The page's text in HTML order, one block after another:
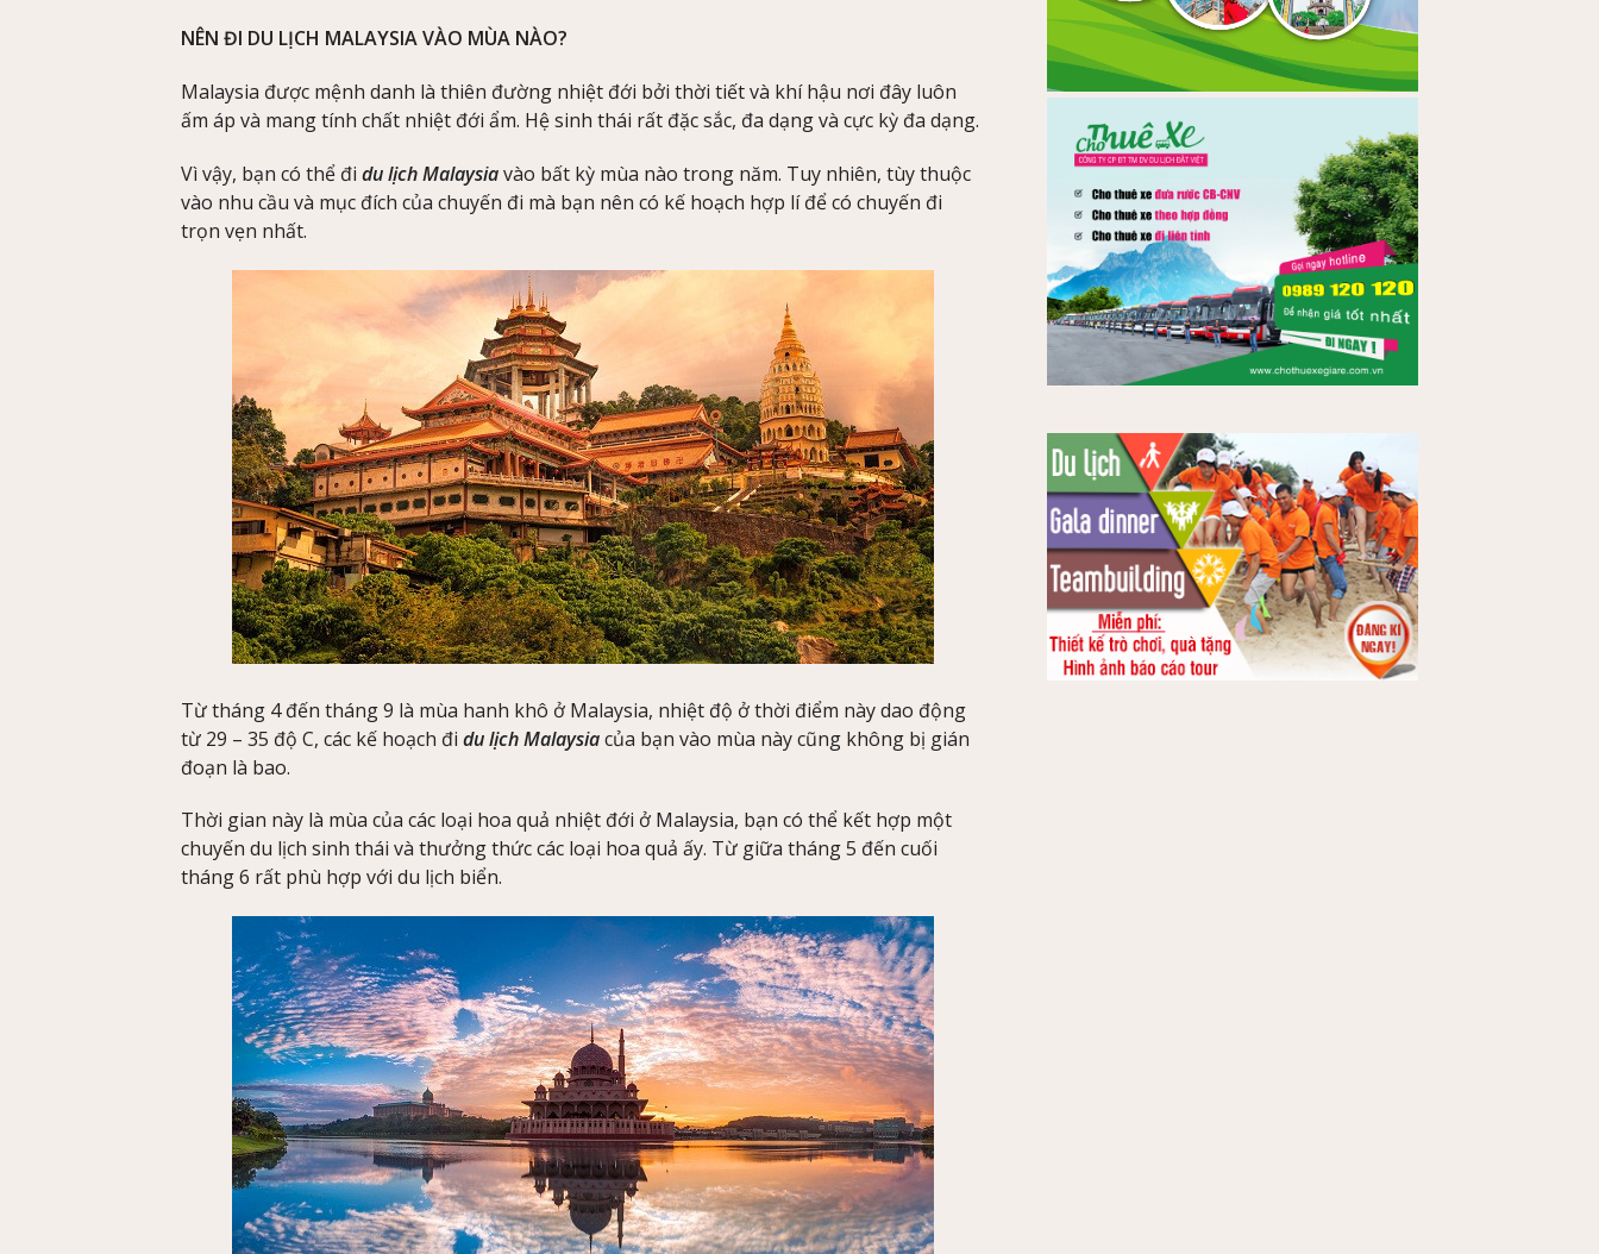
NÊN ĐI DU LỊCH MALAYSIA VÀO MÙA NÀO?
Malaysia được mệnh danh là thiên đường nhiệt đới bởi thời tiết và khí hậu nơi đây luôn
ấm áp và mang tính chất nhiệt đới ẩm. Hệ sinh thái rất đặc sắc, đa dạng và cực kỳ đa dạng.
Vì vậy, bạn có thể đi du lịch Malaysiavào bất kỳ mùa nào trong năm. Tuy nhiên, tùy thuộc
vào nhu cầu và mục đích của chuyến đi mà bạn nên có kế hoạch hợp lí để có chuyến đi
trọn vẹn nhất.
Từ tháng 4 đến tháng 9 là mùa hanh khô ở Malaysia, nhiệt độ ở thời điểm này dao động
từ 29 – 35 độ C, các kế hoạch đi du lịch Malaysiacủa bạn vào mùa này cũng không bị gián
đoạn là bao.
Thời gian này là mùa của các loại hoa quả nhiệt đới ở Malaysia, bạn có thể kết hợp một
chuyến du lịch sinh thái và thưởng thức các loại hoa quả ấy. Từ giữa tháng 5 đến cuối
tháng 6 rất phù hợp với du lịch biển.